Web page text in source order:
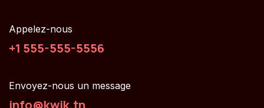
Appelez-nous
+1 555-555-5556
Envoyez-nous un message
info@kwik.tn